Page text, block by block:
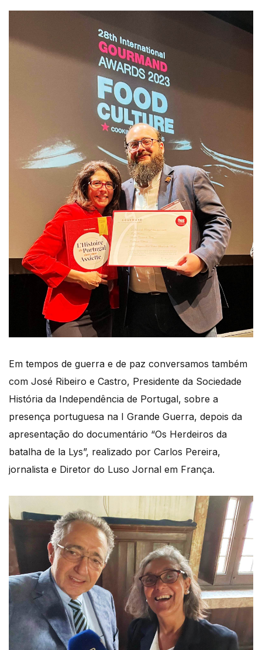
Em tempos de guerra e de paz conversamos também
com José Ribeiro e Castro, Presidente da Sociedade
História da Independência de Portugal, sobre a
presença portuguesa na I Grande Guerra, depois da
apresentação do documentário “Os Herdeiros da
batalha de la Lys”, realizado por Carlos Pereira,
jornalista e Diretor do Luso Jornal em França.